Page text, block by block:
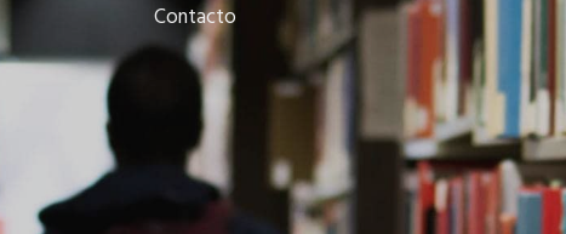
Contacto